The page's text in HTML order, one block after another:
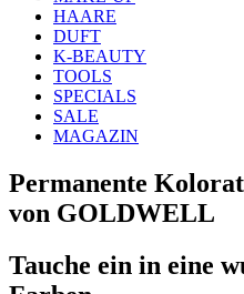
HAARE
DUFT
K-BEAUTY
TOOLS
SPECIALS
SALE
MAGAZIN
Permanente
von GOLDWELL
Tauche ein in eine